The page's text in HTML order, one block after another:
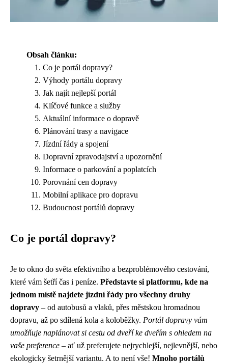
Obsah článku:
Co je portál dopravy?
Výhody portálu dopravy
Jak najít nejlepší portál
Klíčové funkce a služby
Aktuální informace o dopravě
Plánování trasy a navigace
Jízdní řády a spojení
Dopravní zpravodajství a upozornění
Informace o parkování a poplatcích
Porovnání cen dopravy
Mobilní aplikace pro dopravu
Budoucnost portálů dopravy
Co je portál dopravy?
Je to okno do světa efektivního a bezproblémového cestování,
které vám šetří čas i peníze. Představte si platformu, kde na
jednom místě najdete jízdní řády pro všechny druhy
dopravy – od autobusů a vlaků, přes městskou hromadnou
dopravu, až po sdílená kola a koloběžky. Portál dopravy vám
umožňuje naplánovat si cestu od dveří ke dveřím s ohledem na
vaše preference – ať už preferujete nejrychlejší, nejlevnější, nebo
ekologicky šetrnější variantu. A to není vše! Mnoho portálů